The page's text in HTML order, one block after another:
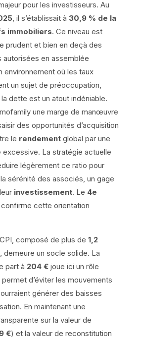
pour les investisseurs. Au
, il s’établissait à 30,9 % de la
immobiliers. Ce niveau est
prudent et bien en deçà des
autorisées en assemblée
environnement où les taux
un sujet de préoccupation,
dette est un atout indéniable.
une marge de manœuvre
des opportunités d’acquisition
le rendementglobal par une
excessive. La stratégie actuelle
légèrement ce ratio pour
sérénité des associés, un gage
investissement. Le 4e
cette orientation
composé de plus de 1,2
, demeure un socle solide. La
part à 204 €joue ici un rôle
d’éviter les mouvements
générer des baisses
En maintenant une
sur la valeur de
€) et la valeur de reconstitution